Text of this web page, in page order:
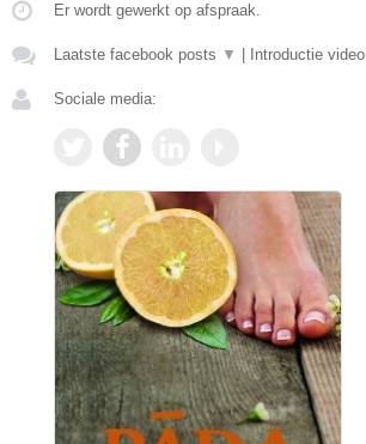
Er wordt gewerkt op afspraak.
Laatste facebook posts ▼ Introductie video
Sociale media: